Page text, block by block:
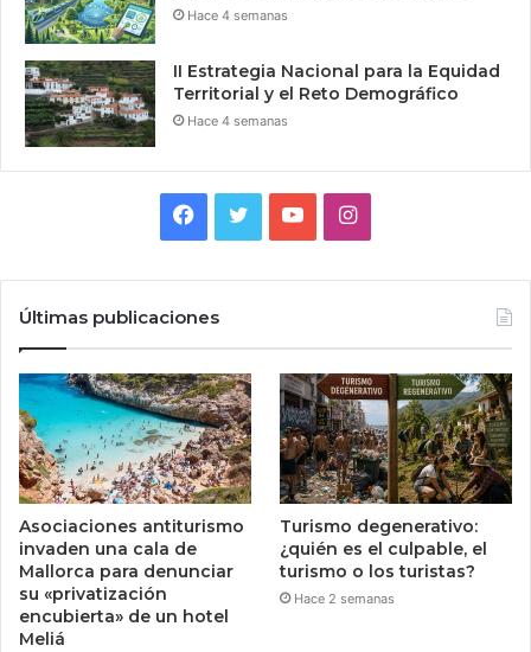
Hace 4 semanas
II Estrategia Nacional para la Equidad
Territorial y el Reto Demográfico
Hace 4 semanas
Facebook
TwitterYouTubeInstagram
Últimas publicaciones
Asociaciones antiturismo
invaden una cala de
Mallorca para denunciar
su «privatización
encubierta» de un hotel
Meliá
Turismo degenerativo:
¿quién es el culpable, el
turismo o los turistas?
Hace 2 semanas